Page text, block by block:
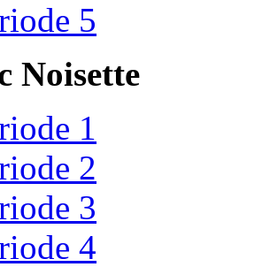
5
Noisette
1
2
3
4